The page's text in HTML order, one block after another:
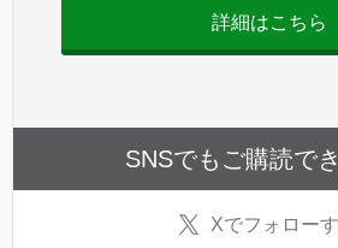
詳細はこちら
SNSでもご購読で
Xでフォロー